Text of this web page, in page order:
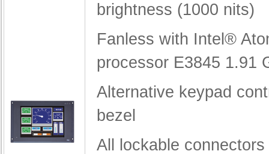
brightness (1000 nits)
Fanless with Intel®
processor E3845 1.91
Alternative keypad
bezel
All lockable connectors